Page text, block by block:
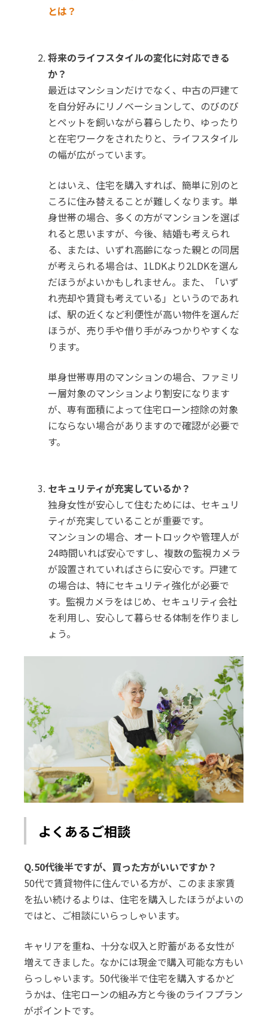
とは？
将来のライフスタイルの変化に対応できる
か？
最近はマンションだけでなく、中古の戸建て
を自分好みにリノベーションして、のびのび
とペットを飼いながら暮らしたり、ゆったり
と在宅ワークをされたりと、ライフスタイル
の幅が広がっています。
とはいえ、住宅を購入すれば、簡単に別のと
ころに住み替えることが難しくなります。単
身世帯の場合、多くの方がマンションを選ば
れると思いますが、今後、結婚も考えられ
る、または、いずれ高齢になった親との同居
が考えられる場合は、1LDKより2LDKを選ん
だほうがよいかもしれません。また、「いず
れ売却や賃貸も考えている」というのであれ
ば、駅の近くなど利便性が高い物件を選んだ
ほうが、売り手や借り手がみつかりやすくな
ります。
単身世帯専用のマンションの場合、ファミリ
ー層対象のマンションより割安になります
が、専有面積によって住宅ローン控除の対象
にならない場合がありますので確認が必要で
す。
セキュリティが充実しているか？
独身女性が安心して住むためには、セキュリ
ティが充実していることが重要です。
マンションの場合、オートロックや管理人が
24時間いれば安心ですし、複数の監視カメラ
が設置されていればさらに安心です。戸建て
の場合は、特にセキュリティ強化が必要で
す。監視カメラをはじめ、セキュリティ会社
を利用し、安心して暮らせる体制を作りまし
ょう。
よくあるご相談
Q.50代後半ですが、買った方がいいですか？
50代で賃貸物件に住んでいる方が、このまま家賃
を払い続けるよりは、住宅を購入したほうがよいの
ではと、ご相談にいらっしゃいます。
キャリアを重ね、十分な収入と貯蓄がある女性が
増えてきました。なかには現金で購入可能な方もい
らっしゃいます。50代後半で住宅を購入するかど
うかは、住宅ローンの組み方と今後のライフプラン
がポイントです。